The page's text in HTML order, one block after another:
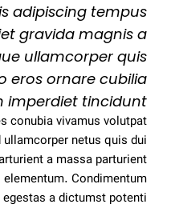
adipiscing tempus
gravida magnis a
ullamcorper quis
eros ornare cubilia
tincidunt.
conubia vivamus volutpat
netus quis dui
a massa parturient
Condimentum
a dictumst potenti.